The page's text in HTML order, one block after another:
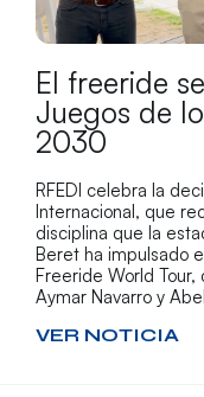
El freeride
Juegos de
2030
RFEDI celebra la
Internacional, que
disciplina que la
Beret ha impulsado
Freeride World
Aymar Navarro y
VER NOTICIA